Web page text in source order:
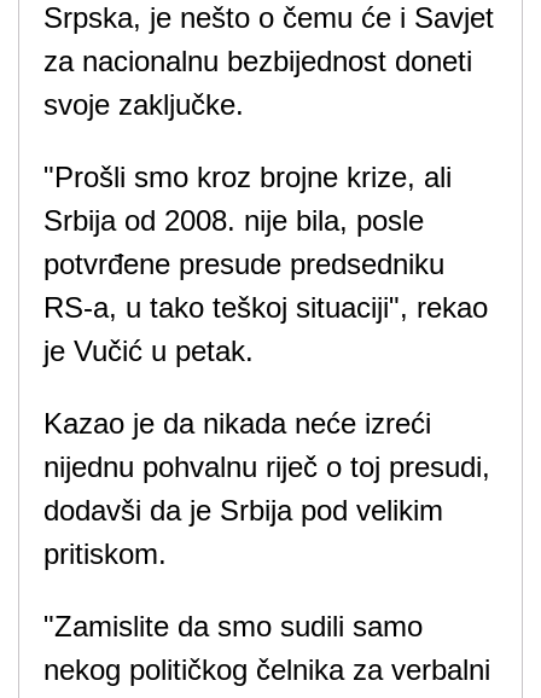
Srpska, je nešto o čemu će i Savjet
za nacionalnu bezbijednost doneti
svoje zaključke.
"Prošli smo kroz brojne krize, ali
Srbija od 2008. nije bila, posle
potvrđene presude predsedniku
RS-a, u tako teškoj situaciji", rekao
je Vučić u petak.
Kazao je da nikada neće izreći
nijednu pohvalnu riječ o toj presudi,
dodavši da je Srbija pod velikim
pritiskom.
"Zamislite da smo sudili samo
nekog političkog čelnika za verbalni